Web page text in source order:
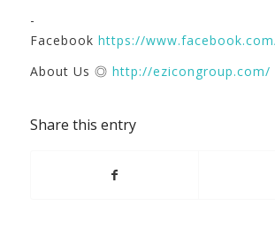
-
Facebook https://
About Us ◎ http://ezicongroup.com/
Share this entry